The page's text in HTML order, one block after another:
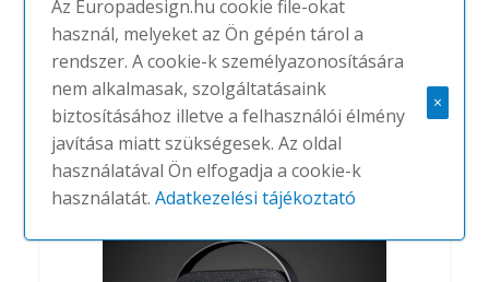
Vifa Stockholm
VIFA NINCS
Az Europadesign.hu cookie file-okat
használ, melyeket az Ön gépén tárol a
rendszer. A cookie-k személyazonosítására
nem alkalmasak, szolgáltatásaink
biztosításához illetve a felhasználói élmény
javítása miatt szükségesek. Az oldal
használatával Ön elfogadja a cookie-k
használatát.Adatkezelési tájékoztató
×